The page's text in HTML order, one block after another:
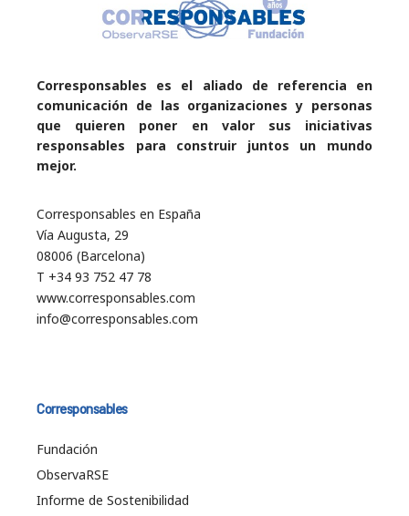
Corresponsables es el aliado de referencia en
comunicación de las organizaciones y personas
que quieren poner en valor sus iniciativas
responsables para construir juntos un mundo
mejor.
Corresponsables en España
Vía Augusta, 29
08006 (Barcelona)
T +34 93 752 47 78
www.corresponsables.com
info@corresponsables.com
Corresponsables
Fundación
ObservaRSE
Informe de Sostenibilidad